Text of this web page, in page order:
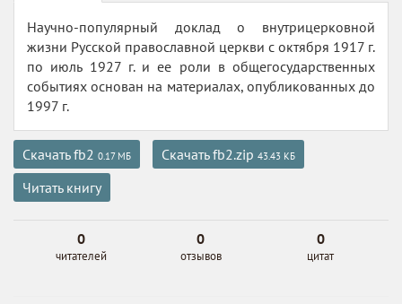
Научно-популярный доклад о внутрицерковной
жизни Русской православной церкви с октября 1917 г.
по июль 1927 г. и ее роли в общегосударственных
событиях основан на материалах, опубликованных до
1997 г.
Скачать fb2 0.17 МБ Скачать fb2.zip 43.43 КБ
Читать книгу
0
читателей
0
отзывов
0
цитат